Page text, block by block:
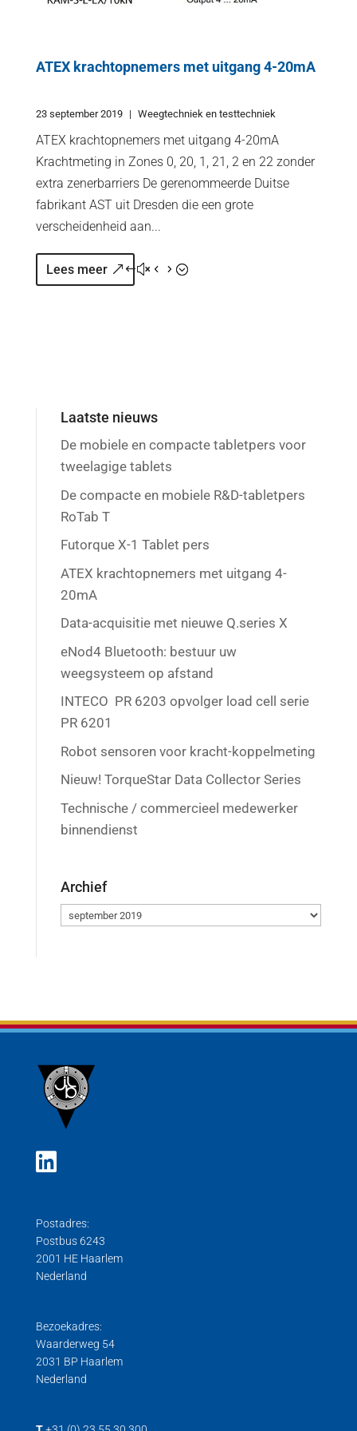
ATEX krachtopnemers met uitgang 4-20mA
ATEX krachtopnemers met uitgang 4-20mA
Krachtmeting in Zones 0, 20, 1, 21, 2 en 22 zonder
extra zenerbarriers De gerenommeerde Duitse
fabrikant AST uit Dresden die een grote
verscheidenheid aan...
Lees meer
Laatste nieuws
De mobiele en compacte tabletpers voor
tweelagige tablets
De compacte en mobiele R&D-tabletpers
RoTab T
Futorque X-1 Tablet pers
ATEX krachtopnemers met uitgang 4-
20mA
Data-acquisitie met nieuwe Q.series X
eNod4 Bluetooth: bestuur uw
weegsysteem op afstand
INTECO PR 6203 opvolger load cell serie
PR 6201
Robot sensoren voor kracht-koppelmeting
Nieuw! TorqueStar Data Collector Series
Technische / commercieel medewerker
binnendienst
Archief
Archief
Postadres:
Postbus 6243
2001 HE Haarlem
Nederland
Bezoekadres:
Waarderweg 54
2031 BP Haarlem
Nederland